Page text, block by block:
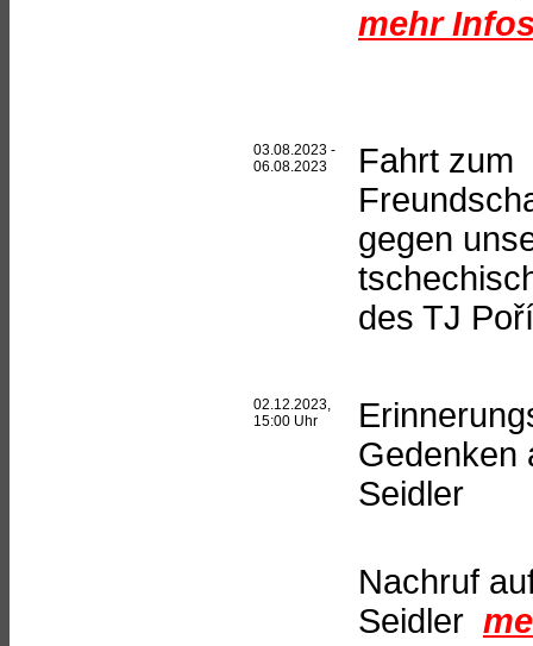
mehr
03.08.2023 -
06.08.2023
Fahrt zum
gegen
des TJ
02.12.2023,
15:00 Uhr
Gedenken
Seidler
Nachruf
Seidler